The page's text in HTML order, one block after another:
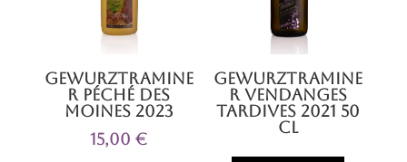
Gewurztramine
r Péché des
Moines 2023
15,00€
Gewurztramine
r Vendanges
Tardives 2021 50
Cl